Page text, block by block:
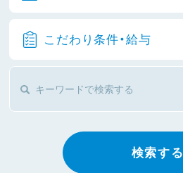
こだわり条件・給与
検索する